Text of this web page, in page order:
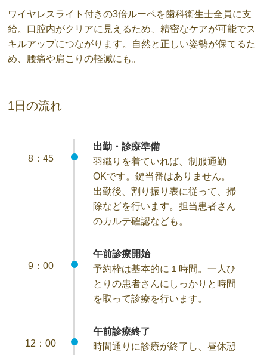
ワイヤレスライト付きの3倍ルーペを歯科衛生士全員に支
給。口腔内がクリアに見えるため、精密なケアが可能でス
キルアップにつながります。自然と正しい姿勢が保てるた
め、腰痛や肩こりの軽減にも。
1日の流れ
8：45
出勤・診療準備
羽織りを着ていれば、制服通勤
OKです。鍵当番はありません。
出勤後、割り振り表に従って、掃
除などを行います。担当患者さん
のカルテ確認なども。
9：00
午前診療開始
予約枠は基本的に１時間。一人ひ
とりの患者さんにしっかりと時間
を取って診療を行います。
12：00
午前診療終了
時間通りに診療が終了し、昼休憩